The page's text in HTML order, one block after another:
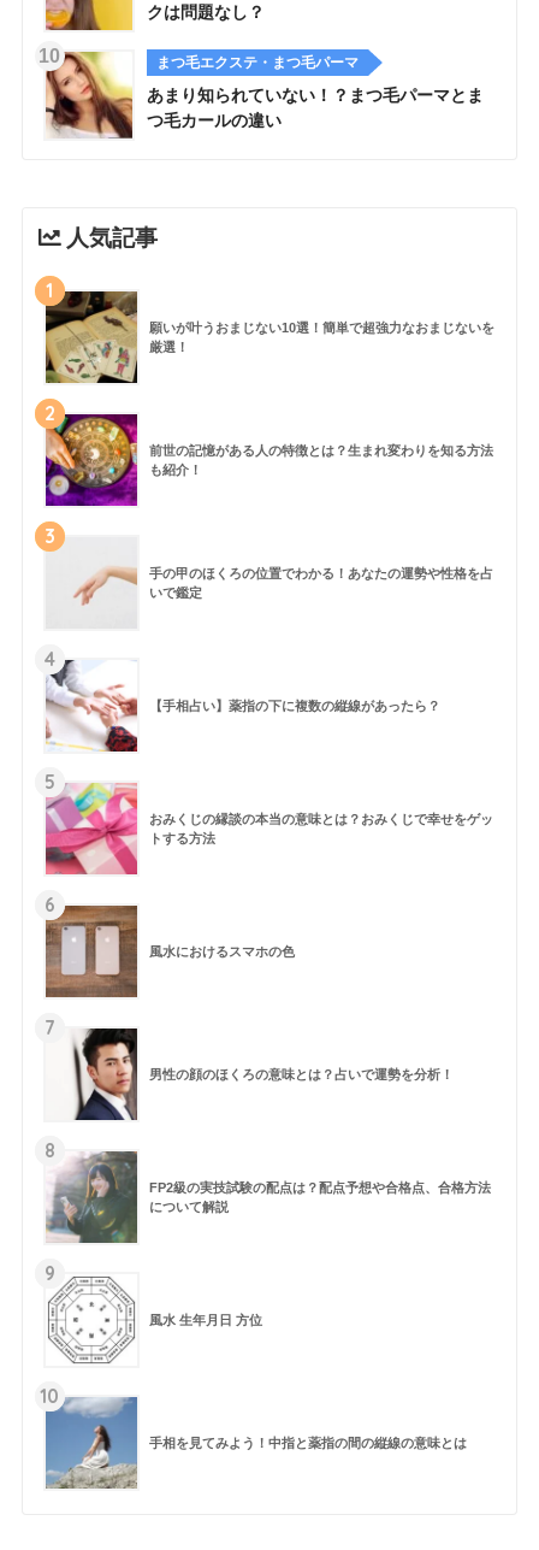
クは問題なし？
まつ毛エクステ・まつ毛パーマ
あまり知られていない！？まつ毛パーマとま
つ毛カールの違い
人気記事
1
願いが叶うおまじない10選！簡単で超強力なおまじないを
厳選！
2
前世の記憶がある人の特徴とは？生まれ変わりを知る方法
も紹介！
3
手の甲のほくろの位置でわかる！あなたの運勢や性格を占
いで鑑定
4
【手相占い】薬指の下に複数の縦線があったら？
5
おみくじの縁談の本当の意味とは？おみくじで幸せをゲッ
トする方法
6
風水におけるスマホの色
7
男性の顔のほくろの意味とは？占いで運勢を分析！
8
FP2級の実技試験の配点は？配点予想や合格点、合格方法
について解説
9
風水 生年月日 方位
10
手相を見てみよう！中指と薬指の間の縦線の意味とは